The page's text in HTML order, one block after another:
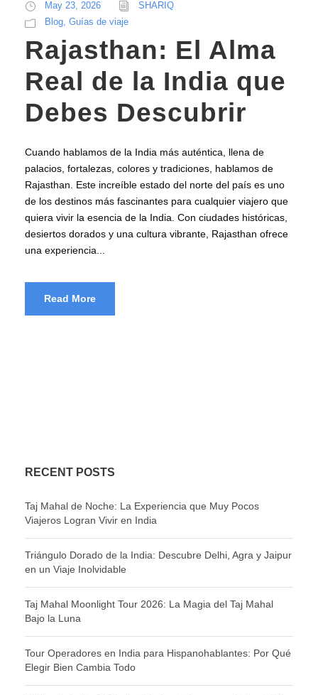
May 23, 2026
SHARIQ
Blog, Guías de viaje
Rajasthan: El Alma
Real de la India que
Debes Descubrir
Cuando hablamos de la India más auténtica, llena de
palacios, fortalezas, colores y tradiciones, hablamos de
Rajasthan. Este increíble estado del norte del país es uno
de los destinos más fascinantes para cualquier viajero que
quiera vivir la esencia de la India. Con ciudades históricas,
desiertos dorados y una cultura vibrante, Rajasthan ofrece
una experiencia...
Read More
RECENT POSTS
Taj Mahal de Noche: La Experiencia que Muy Pocos
Viajeros Logran Vivir en India
Triángulo Dorado de la India: Descubre Delhi, Agra y Jaipur
en un Viaje Inolvidable
Taj Mahal Moonlight Tour 2026: La Magia del Taj Mahal
Bajo la Luna
Tour Operadores en India para Hispanohablantes: Por Qué
Elegir Bien Cambia Todo